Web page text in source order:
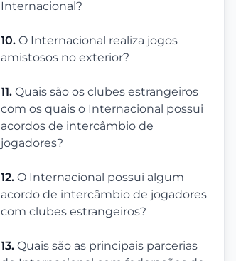
Internacional?
10. O Internacional realiza jogos
amistosos no exterior?
11. Quais são os clubes estrangeiros
com os quais o Internacional possui
acordos de intercâmbio de
jogadores?
12. O Internacional possui algum
acordo de intercâmbio de jogadores
com clubes estrangeiros?
13. Quais são as principais parcerias